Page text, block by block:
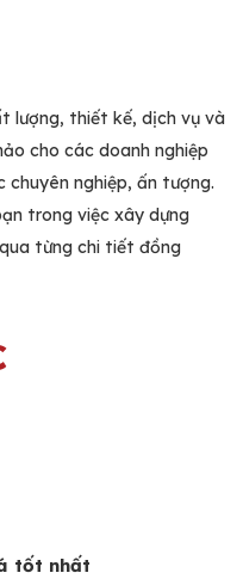
lượng, thiết kế, dịch vụ và
cho các doanh nghiệp
chuyên nghiệp, ấn tượng.
trong việc xây dựng
từng chi tiết đồng
tốt nhất